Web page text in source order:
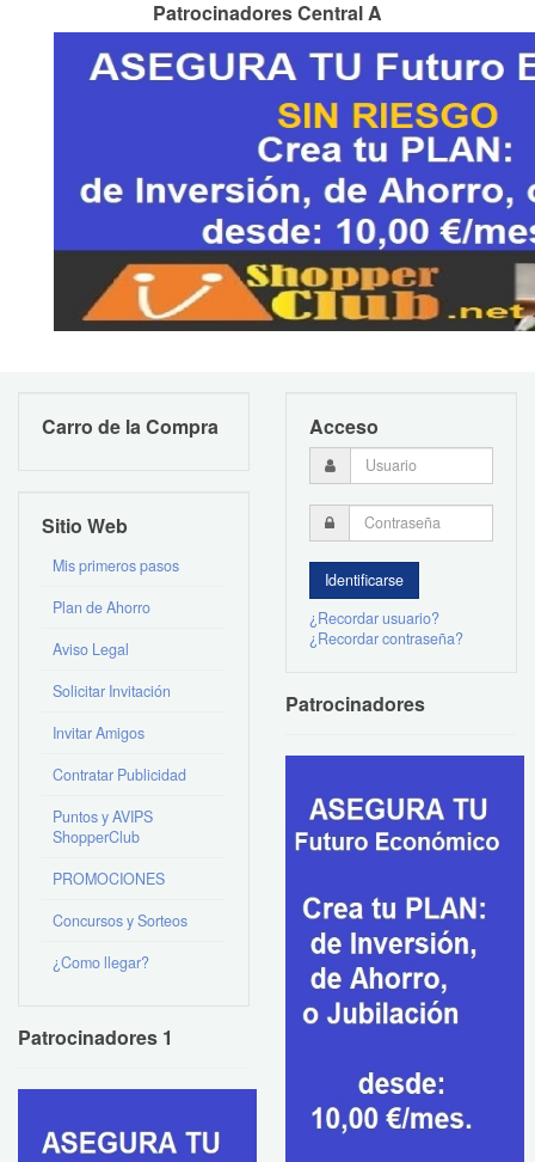
Patrocinadores Central A
Carro de la Compra
Sitio Web
Mis primeros pasos
Plan de Ahorro
Aviso Legal
Solicitar Invitación
Invitar Amigos
Contratar Publicidad
Puntos y AVIPS
ShopperClub
PROMOCIONES
Concursos y Sorteos
¿Como llegar?
Patrocinadores 1
Acceso
¿Recordar usuario?
¿Recordar contraseña?
Patrocinadores